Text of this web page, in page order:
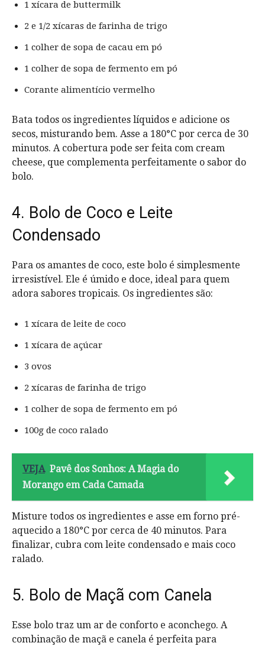
1 xícara de buttermilk
2 e 1/2 xícaras de farinha de trigo
1 colher de sopa de cacau em pó
1 colher de sopa de fermento em pó
Corante alimentício vermelho
Bata todos os ingredientes líquidos e adicione os
secos, misturando bem. Asse a 180°C por cerca de 30
minutos. A cobertura pode ser feita com cream
cheese, que complementa perfeitamente o sabor do
bolo.
4. Bolo de Coco e Leite
Condensado
Para os amantes de coco, este bolo é simplesmente
irresistível. Ele é úmido e doce, ideal para quem
adora sabores tropicais. Os ingredientes são:
1 xícara de leite de coco
1 xícara de açúcar
3 ovos
2 xícaras de farinha de trigo
1 colher de sopa de fermento em pó
100g de coco ralado
VEJA Pavê dos Sonhos: A Magia do
Morango em Cada Camada
Misture todos os ingredientes e asse em forno pré-
aquecido a 180°C por cerca de 40 minutos. Para
finalizar, cubra com leite condensado e mais coco
ralado.
5. Bolo de Maçã com Canela
Esse bolo traz um ar de conforto e aconchego. A
combinação de maçã e canela é perfeita para